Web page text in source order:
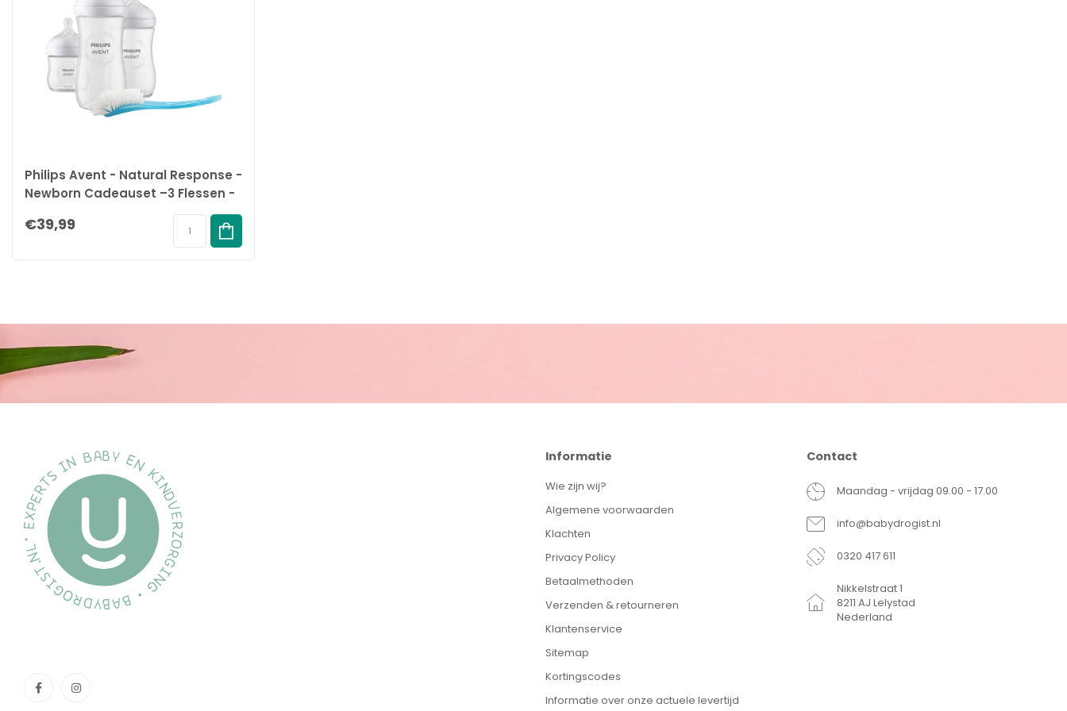
Philips Avent - Natural Response -
Newborn Cadeauset –3 Flessen -
€39,99
Informatie
Wie zijn wij?
Algemene voorwaarden
Klachten
Privacy Policy
Betaalmethoden
Verzenden & retourneren
Klantenservice
Sitemap
Kortingscodes
Informatie over onze actuele levertijd
Contact
Maandag - vrijdag 09.00 - 17.00
info@babydrogist.nl
0320 417 611
Nikkelstraat 1
8211 AJ Lelystad
Nederland